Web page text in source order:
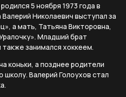
5 ноября 1973 года в
Николаевич выступал за
а мать, Татьяна Викторовна,
Младший брат
занимался хоккеем.
коньки, а позднее родители
школу. Валерий Голоухов стал